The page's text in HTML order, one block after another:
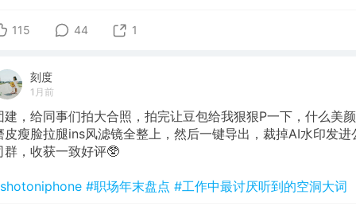
115 44 1
刻度
1月前
建，给同事们拍大合照，拍完让豆包给我狠狠P一下，什么美颜
皮瘦脸拉腿ins风滤镜全整上，然后一键导出，裁掉AI水印发进
群，收获一致好评🥸
#职场年末盘点 #工作中最讨厌听到的空洞大词